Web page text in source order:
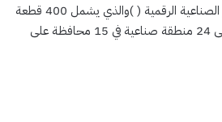
الرقمية (
)والذي يشمل 400 قطعة
أرض صناعية شاغرة بإجمالي مساحة تقدر بحوالي 900 ألف متر مربع، موزعة على 24 منطقة صناعية في 15 محافظة على